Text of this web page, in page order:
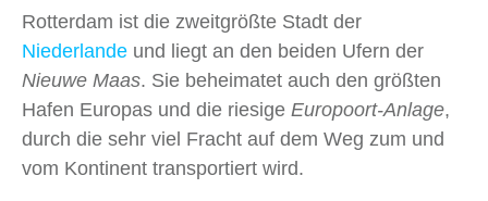
Rotterdam ist die zweitgrößte Stadt der
Niederlande und liegt an den beiden Ufern der
Nieuwe Maas. Sie beheimatet auch den größten
Hafen Europas und die riesige Europoort-Anlage,
durch die sehr viel Fracht auf dem Weg zum und
vom Kontinent transportiert wird.